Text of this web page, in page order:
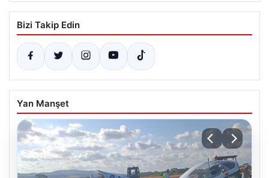
Bizi Takip Edin
Yan Manşet